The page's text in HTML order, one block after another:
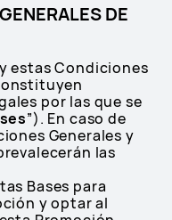
DE
estas Condiciones
por las que se
”). En caso de
Generales y
las
Bases para
y optar al